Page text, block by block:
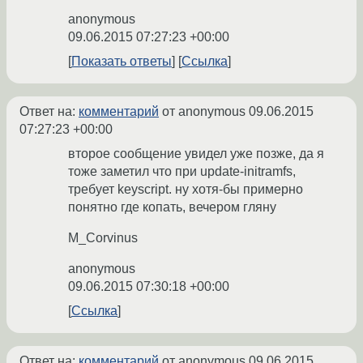
anonymous
09.06.2015 07:27:23 +00:00
Показать ответы
Ссылка
Ответ на: комментарий от anonymous 09.06.2015
07:27:23 +00:00
второе сообщение увидел уже позже, да я
тоже заметил что при update-initramfs,
требует keyscript. ну хотя-бы примерно
понятно где копать, вечером гляну
M_Corvinus
anonymous
09.06.2015 07:30:18 +00:00
Ссылка